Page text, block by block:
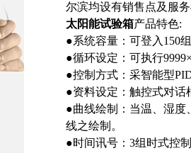
尔滨均设有销售点及服
太阳能试验箱产品特色:
●系统容量：可登入150
●循环设定：可执行
●控制方式：采智能型
●资料设定：触控式对话
●曲线绘制：当温、湿度
线之绘制。
●时间讯号：3组时式控